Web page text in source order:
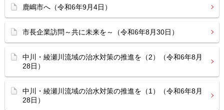
鹿嶋市へ（令和6年9月4日）
市長企業訪問～共に未来を～（令和6年8月30日）
中川・綾瀬川流域の治水対策の推進を（2）（令和6年8月
28日）
中川・綾瀬川流域の治水対策の推進を（1）（令和6年8月
28日）